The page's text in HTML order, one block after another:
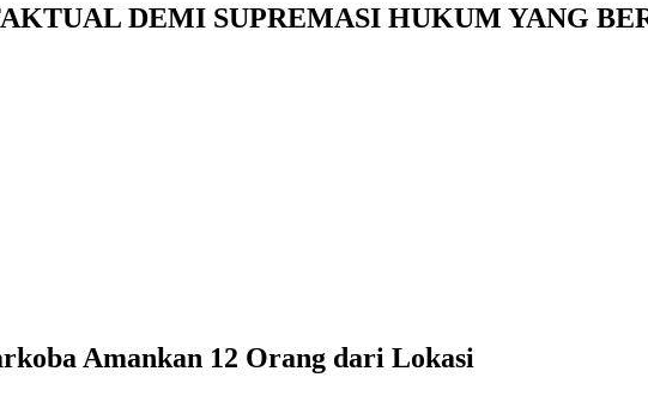
DEMI SUPREMASI HUKUM YANG
Amankan 12 Orang dari Lokasi